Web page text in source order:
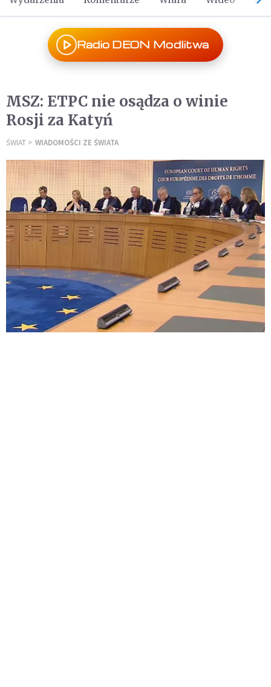
Radio DEON Modlitwa
MSZ: ETPC nie osądza o winie
Rosji za Katyń
ŚWIAT WIADOMOŚCI ZE ŚWIATA